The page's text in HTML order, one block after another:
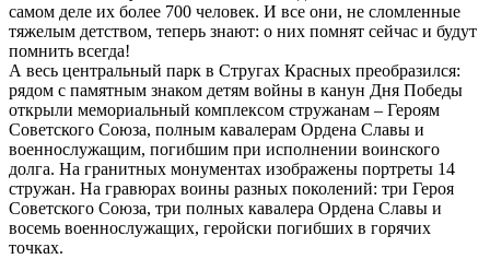
самом деле их более 700 человек. И все они, не сломленные
тяжелым детством, теперь знают: о них помнят сейчас и будут
помнить всегда!
А весь центральный парк в Стругах Красных преобразился:
рядом с памятным знаком детям войны в канун Дня Победы
открыли мемориальный комплексом стружанам – Героям
Советского Союза, полным кавалерам Ордена Славы и
военнослужащим, погибшим при исполнении воинского
долга. На гранитных монументах изображены портреты 14
стружан. На гравюрах воины разных поколений: три Героя
Советского Союза, три полных кавалера Ордена Славы и
восемь военнослужащих, геройски погибших в горячих
точках.